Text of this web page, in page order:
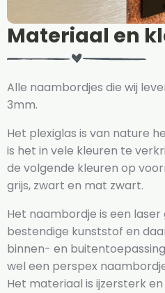
Materiaal en
Alle naambordjes die wij
3mm.
Het plexiglas is van nature
is het in vele kleuren te
de volgende kleuren op
grijs, zwart en mat zwart.
Het naambordje is een
bestendige kunststof en
binnen- en
wel een perspex
Het materiaal is ijzersterk